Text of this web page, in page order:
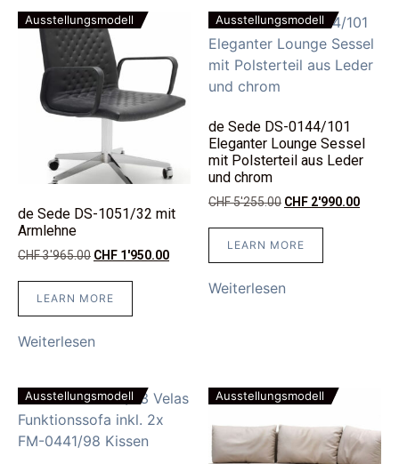
Ausstellungsmodell
de Sede DS-1051/32 mit
Armlehne
CHF3'965.00 CHF 1'950.00
LEARN MORE
Weiterlesen
Ausstellungsmodell
de Sede DS-0144/101
Eleganter Lounge Sessel
mit Polsterteil aus Leder
und chrom
CHF5'255.00 CHF 2'990.00
LEARN MORE
Weiterlesen
Ausstellungsmodell Ausstellungsmodell